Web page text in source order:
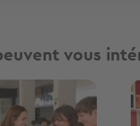
vous